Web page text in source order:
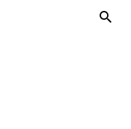
search